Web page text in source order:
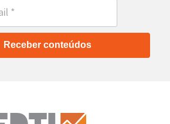
Receber conteúdos